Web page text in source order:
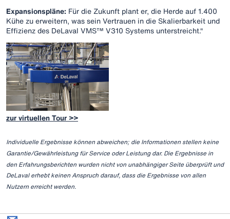
Expansionspläne: Für die Zukunft plant er, die Herde auf 1.400
Kühe zu erweitern, was sein Vertrauen in die Skalierbarkeit und
Effizienz des DeLaval VMS™ V310 Systems unterstreicht.“
zur virtuellen Tour >>
Individuelle Ergebnisse können abweichen; die Informationen stellen keine
Garantie/Gewährleistung für Service oder Leistung dar. Die Ergebnisse in
den Erfahrungsberichten wurden nicht von unabhängiger Seite überprüft und
DeLaval erhebt keinen Anspruch darauf, dass die Ergebnisse von allen
Nutzern erreicht werden.